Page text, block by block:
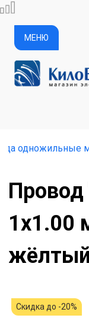
МЕНЮ
одножильные
Провод
1х1.00
Скидка до -20%